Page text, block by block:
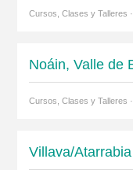
Cursos, Clases y Talleres
Noáin, Valle de
Cursos, Clases y Talleres
Villava/Atarrabia